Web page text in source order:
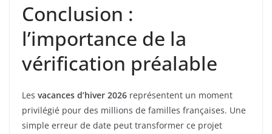
Conclusion :
l’importance de la
vérification préalable
Les vacances d’hiver 2026 représentent un moment
privilégié pour des millions de familles françaises. Une
simple erreur de date peut transformer ce projet